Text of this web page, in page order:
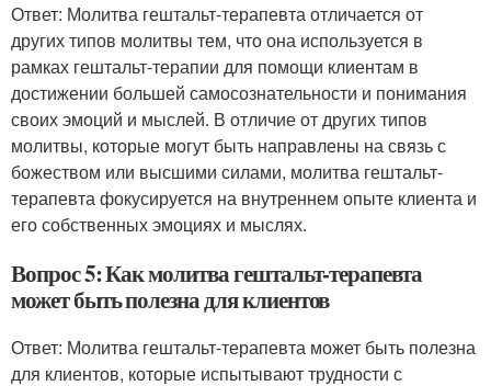
Ответ: Молитва гештальт-терапевта отличается от
других типов молитвы тем, что она используется в
рамках гештальт-терапии для помощи клиентам в
достижении большей самосознательности и понимания
своих эмоций и мыслей. В отличие от других типов
молитвы, которые могут быть направлены на связь с
божеством или высшими силами, молитва гештальт-
терапевта фокусируется на внутреннем опыте клиента и
его собственных эмоциях и мыслях.
Вопрос 5: Как молитва гештальт-терапевта
может быть полезна для клиентов
Ответ: Молитва гештальт-терапевта может быть полезна
для клиентов, которые испытывают трудности с